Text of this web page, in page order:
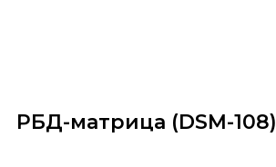
РБД-матрица (DSM-108)